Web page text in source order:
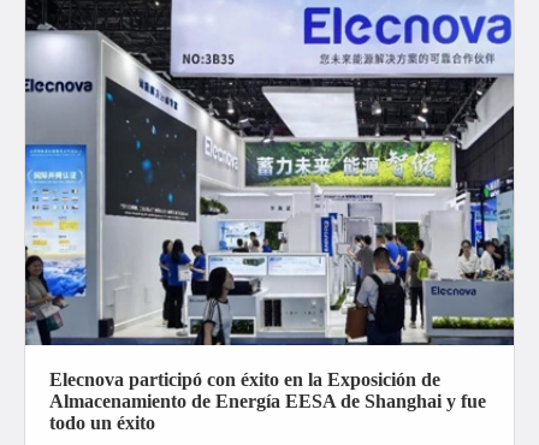
Elecnova participó con éxito en la Exposición de
Almacenamiento de Energía EESA de Shanghai y fue
todo un éxito